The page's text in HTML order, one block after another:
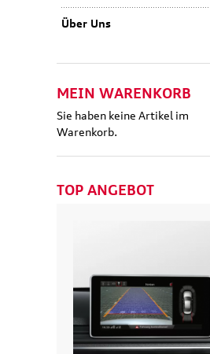
Über Uns
MEIN WARENKORB
Sie haben keine Artikel im
Warenkorb.
TOP ANGEBOT